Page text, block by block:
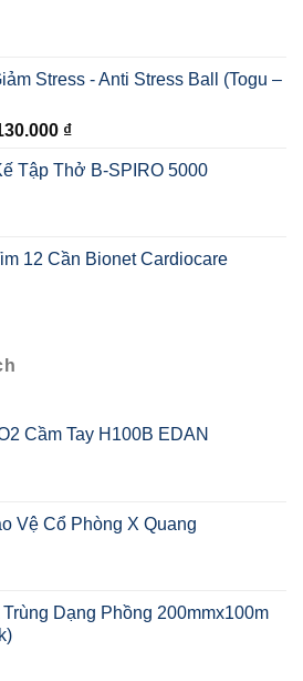
Stress - Anti Stress Ball (Togu –
₫Giá
tại
Tập Thở B-SPIRO 5000
12 Cần Bionet Cardiocare
Cầm Tay H100B EDAN
Vệ Cổ Phòng X Quang
Trùng Dạng Phồng 200mmx100m